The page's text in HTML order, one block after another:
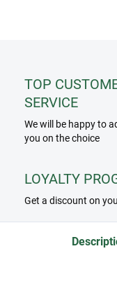
TOP
SERVICE
We will be happy to
you on the choice
LOYALTY
Get a discount on